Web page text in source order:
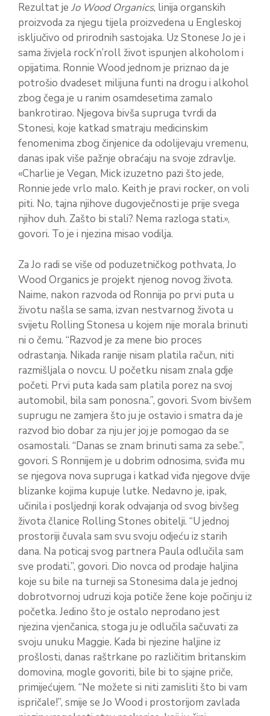
Rezultat je Jo Wood Organics, linija organskih
proizvoda za njegu tijela proizvedena u Engleskoj
isključivo od prirodnih sastojaka. Uz Stonese Jo je i
sama živjela rock’n’roll život ispunjen alkoholom i
opijatima. Ronnie Wood jednom je priznao da je
potrošio dvadeset milijuna funti na drogu i alkohol
zbog čega je u ranim osamdesetima zamalo
bankrotirao. Njegova bivša supruga tvrdi da
Stonesi, koje katkad smatraju medicinskim
fenomenima zbog činjenice da odolijevaju vremenu,
danas ipak više pažnje obraćaju na svoje zdravlje.
«Charlie je Vegan, Mick izuzetno pazi što jede,
Ronnie jede vrlo malo. Keith je pravi rocker, on voli
piti. No, tajna njihove dugovječnosti je prije svega
njihov duh. Zašto bi stali? Nema razloga stati.»,
govori. To je i njezina misao vodilja.
Za Jo radi se više od poduzetničkog pothvata, Jo
Wood Organics je projekt njenog novog života.
Naime, nakon razvoda od Ronnija po prvi puta u
životu našla se sama, izvan nestvarnog života u
svijetu Rolling Stonesa u kojem nije morala brinuti
ni o čemu. “Razvod je za mene bio proces
odrastanja. Nikada ranije nisam platila račun, niti
razmišljala o novcu. U početku nisam znala gdje
početi. Prvi puta kada sam platila porez na svoj
automobil, bila sam ponosna.”, govori. Svom bivšem
suprugu ne zamjera što ju je ostavio i smatra da je
razvod bio dobar za nju jer joj je pomogao da se
osamostali. “Danas se znam brinuti sama za sebe.”,
govori. S Ronnijem je u dobrim odnosima, sviđa mu
se njegova nova supruga i katkad viđa njegove dvije
blizanke kojima kupuje lutke. Nedavno je, ipak,
učinila i posljednji korak odvajanja od svog bivšeg
života članice Rolling Stones obitelji. “U jednoj
prostoriji čuvala sam svu svoju odjeću iz starih
dana. Na poticaj svog partnera Paula odlučila sam
sve prodati.”, govori. Dio novca od prodaje haljina
koje su bile na turneji sa Stonesima dala je jednoj
dobrotvornoj udruzi koja potiče žene koje počinju iz
početka. Jedino što je ostalo neprodano jest
njezina vjenčanica, stoga ju je odlučila sačuvati za
svoju unuku Maggie. Kada bi njezine haljine iz
prošlosti, danas raštrkane po različitim britanskim
domovina, mogle govoriti, bile bi to sjajne priče,
primijećujem. “Ne možete si niti zamisliti što bi vam
ispričale!”, smije se Jo Wood i prostorijom zavlada